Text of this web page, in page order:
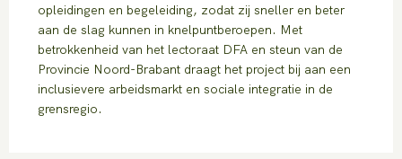
opleidingen en begeleiding, zodat zij sneller en beter
aan de slag kunnen in knelpuntberoepen. Met
betrokkenheid van het lectoraat DFA en steun van de
Provincie Noord-Brabant draagt het project bij aan een
inclusievere arbeidsmarkt en sociale integratie in de
grensregio.